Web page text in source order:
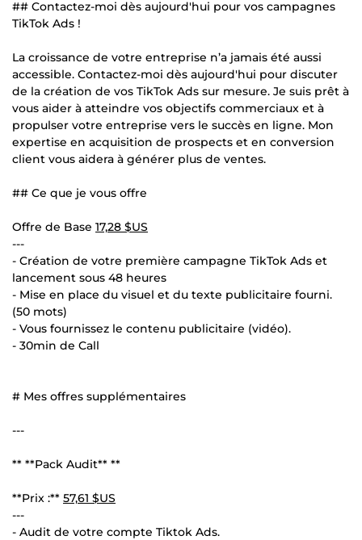
## Contactez-moi dès aujourd'hui pour vos campagnes
TikTok Ads !
La croissance de votre entreprise n’a jamais été aussi
accessible. Contactez-moi dès aujourd'hui pour discuter
de la création de vos TikTok Ads sur mesure. Je suis prêt à
vous aider à atteindre vos objectifs commerciaux et à
propulser votre entreprise vers le succès en ligne. Mon
expertise en acquisition de prospects et en conversion
client vous aidera à générer plus de ventes.
## Ce que je vous offre
Offre de Base 17,28 $US
---
- Création de votre première campagne TikTok Ads et
lancement sous 48 heures
- Mise en place du visuel et du texte publicitaire fourni.
(50 mots)
- Vous fournissez le contenu publicitaire (vidéo).
- 30min de Call
# Mes offres supplémentaires
---
** **Pack Audit** **
**Prix :** 57,61 $US
---
- Audit de votre compte Tiktok Ads.